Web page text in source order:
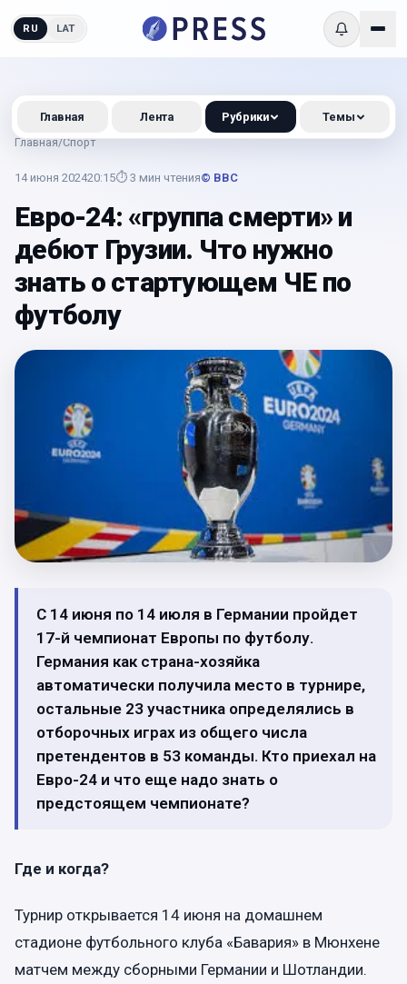
RU LAT
Главная/Спорт
14 июня 202420:15⏱ 3 мин чтения© BBC
Евро-24: «группа смерти» и
дебют Грузии. Что нужно
знать о стартующем ЧЕ по
футболу
С 14 июня по 14 июля в Германии пройдет
17-й чемпионат Европы по футболу.
Германия как страна-хозяйка
автоматически получила место в турнире,
остальные 23 участника определялись в
отборочных играх из общего числа
претендентов в 53 команды. Кто приехал на
Евро-24 и что еще надо знать о
предстоящем чемпионате?
Где и когда?
Турнир открывается 14 июня на домашнем
стадионе футбольного клуба «Бавария» в Мюнхене
матчем между сборными Германии и Шотландии.
Главная Лента Рубрики Темы